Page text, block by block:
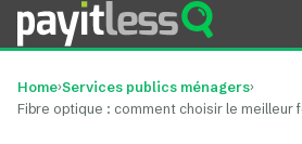
Home›Services publics ménagers›
Fibre optique : comment choisir le meilleur